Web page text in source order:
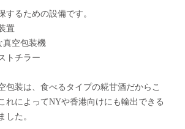
するための設備です。
置
真空包装機
トチラー
装は、食べるタイプの糀甘酒だからこ
れによってNYや香港向けにも輸出できる
した。